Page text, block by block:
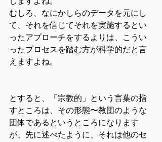
むしろ、なにかしらのデータを元にし
て、それを信じてそれを実施するとい
ったアプローチをするよりは、こうい
ったプロセスを踏む方が科学的だと言
えますよね。
とすると、「宗教的」という言葉の指
すところは、その形態〜教団のような
団体であるというところになります
が、先に述べたように、それは他のセ